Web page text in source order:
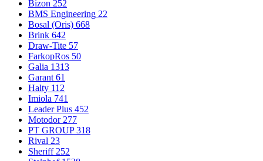
Bizon 252
BMS Engineering 22
Bosal (Oris) 668
Brink 642
Draw-Tite 57
FarkopRos 50
Galia 1313
Garant 61
Halty 112
Imiola 741
Leader Plus 452
Motodor 277
PT GROUP 318
Rival 23
Sheriff 252